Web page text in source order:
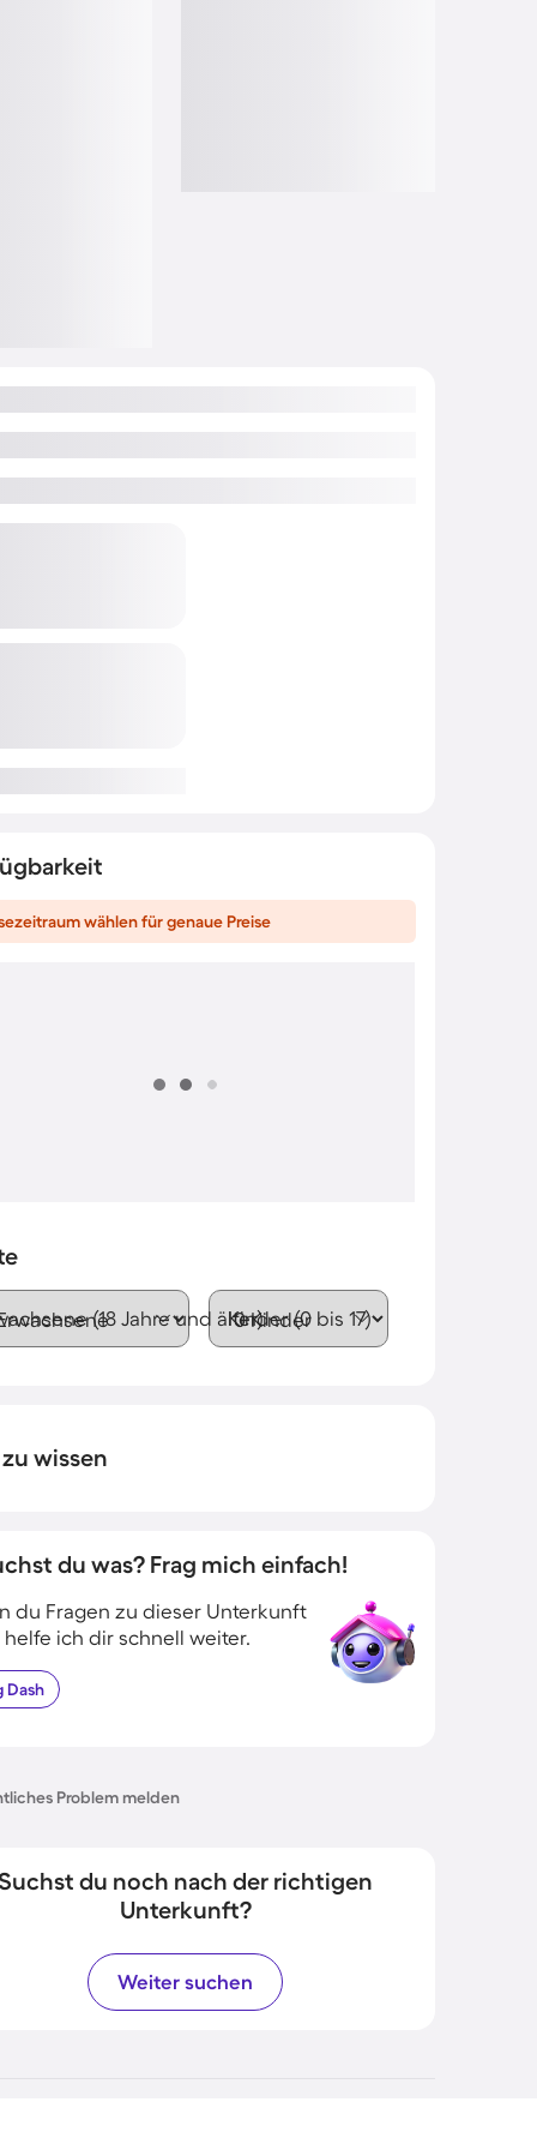
wählen für genaue Preise
(18 Jahre und älter)Kinder (0 bis 17)
wissen
du was? Frag mich einfach!
du Fragen zu dieser Unterkunft
helfe ich dir schnell weiter.
Dash
Problem melden
du noch nach der richtigen
Unterkunft?
Weiter suchen